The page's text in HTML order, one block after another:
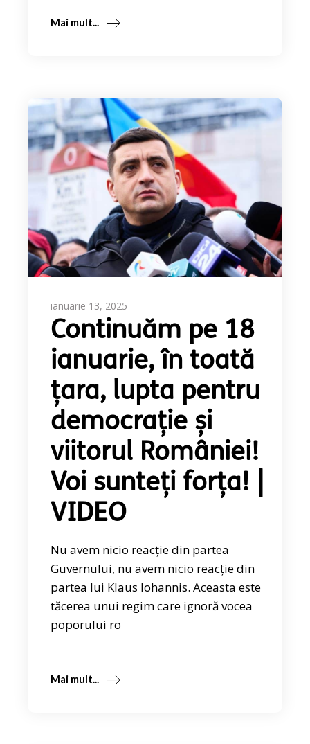
Mai mult...
ianuarie 13, 2025
Continuăm pe 18
ianuarie, în toată
țara, lupta pentru
democrație și
viitorul României!
Voi sunteți forța! |
VIDEO
Nu avem nicio reacție din partea
Guvernului, nu avem nicio reacție din
partea lui Klaus Iohannis. Aceasta este
tăcerea unui regim care ignoră vocea
poporului ro
Mai mult...